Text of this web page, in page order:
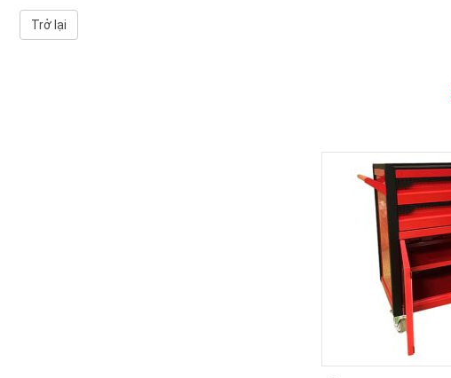
Trở lại